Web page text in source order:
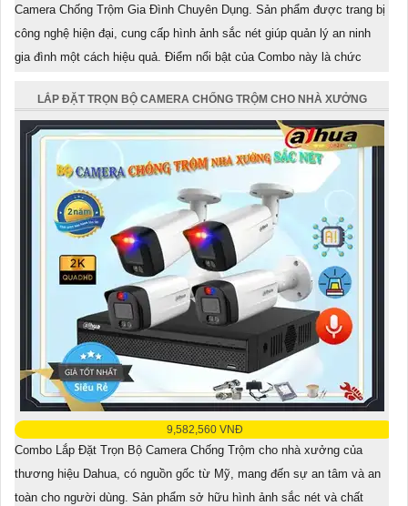
Camera Chống Trộm Gia Đình Chuyên Dụng. Sản phẩm được trang bị
công nghệ hiện đại, cung cấp hình ảnh sắc nét giúp quản lý an ninh
gia đình một cách hiệu quả. Điểm nổi bật của Combo này là chức
LẮP ĐẶT TRỌN BỘ CAMERA CHỐNG TRỘM CHO NHÀ XƯỞNG
9,582,560 VNĐ
Combo Lắp Đặt Trọn Bộ Camera Chống Trộm cho nhà xưởng của
thương hiệu Dahua, có nguồn gốc từ Mỹ, mang đến sự an tâm và an
toàn cho người dùng. Sản phẩm sở hữu hình ảnh sắc nét và chất